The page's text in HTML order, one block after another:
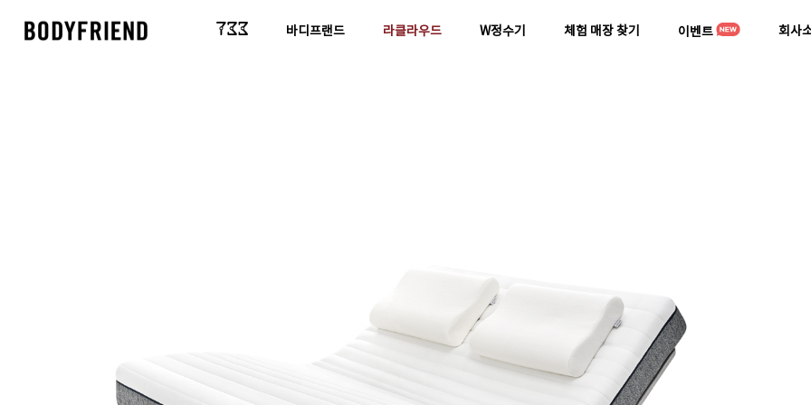
바디프랜드 라클라우드 W정수기 체험 매장 찾기 이벤트 회사